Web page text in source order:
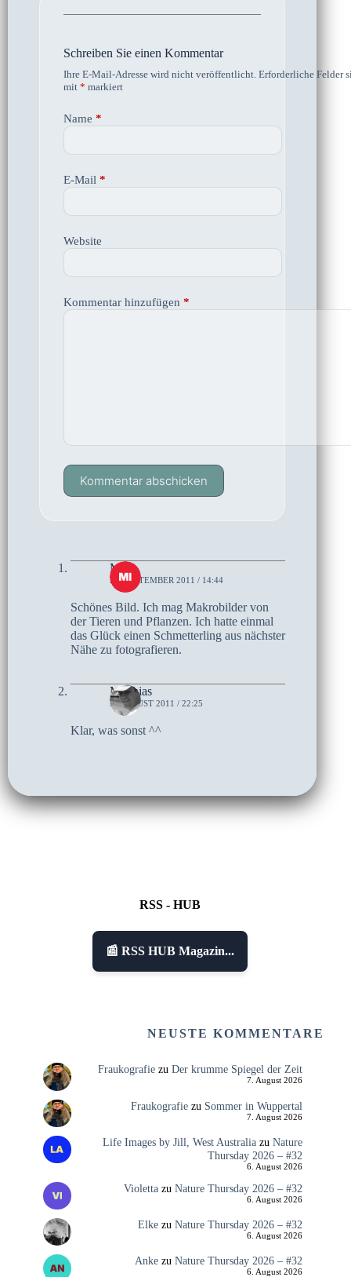
Schreiben Sie einen Kommentar
Ihre E-Mail-Adresse wird nicht veröffentlicht. Erforderliche Felder
mit * markiert
Name *
E-Mail *
Website
Kommentar hinzufügen *
Kommentar abschicken
Mike
26. SEPTEMBER 2011 / 14:44
Schönes Bild. Ich mag Makrobilder von
der Tieren und Pflanzen. Ich hatte einmal
das Glück einen Schmetterling aus nächster
Nähe zu fotografieren.
Matthias
2. AUGUST 2011 / 22:25
Klar, was sonst ^^
RSS - HUB
📰 RSS HUB Magazin...
NEUSTE KOMMENTARE
Fraukografiezu Der krumme Spiegel der Zeit
7. August 2026
Fraukografiezu Sommer in Wuppertal
7. August 2026
Life Images by Jill, West Australiazu Nature
Thursday 2026 – #32
6. August 2026
Violettazu Nature Thursday 2026 – #32
6. August 2026
Elkezu Nature Thursday 2026 – #32
6. August 2026
Ankezu Nature Thursday 2026 – #32
6. August 2026